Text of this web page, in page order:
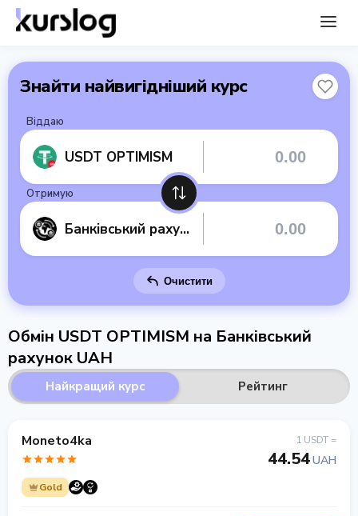
Знайти найвигідніший курс
Віддаю
USDT OPTIMISM
Отримую
Банківський рахунок UAH
Очистити
Обмін USDT OPTIMISM на Банківський
рахунок UAH
Найкращий курс Рейтинг
Moneto4ka
Gold
1 USDT =
44.54UAH